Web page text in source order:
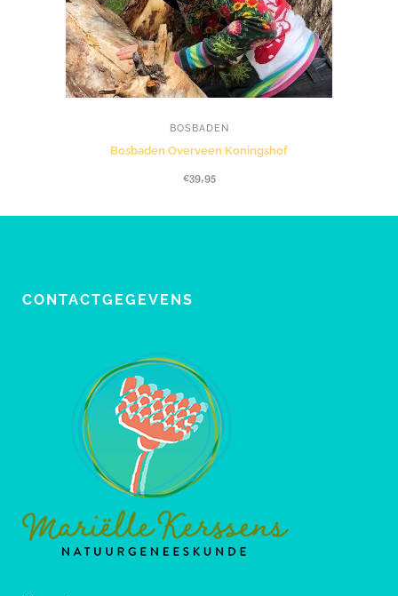
BOSBADEN
Bosbaden Overveen Koningshof
€39,95
CONTACTGEGEVENS